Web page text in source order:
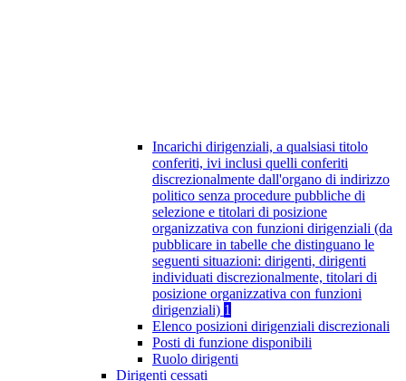
Incarichi dirigenziali, a qualsiasi titolo
conferiti, ivi inclusi quelli conferiti
discrezionalmente dall'organo di indirizzo
politico senza procedure pubbliche di
selezione e titolari di posizione
organizzativa con funzioni dirigenziali (da
pubblicare in tabelle che distinguano le
seguenti situazioni: dirigenti, dirigenti
individuati discrezionalmente, titolari di
posizione organizzativa con funzioni
dirigenziali) 1
Elenco posizioni dirigenziali discrezionali
Posti di funzione disponibili
Ruolo dirigenti
Dirigenti cessati